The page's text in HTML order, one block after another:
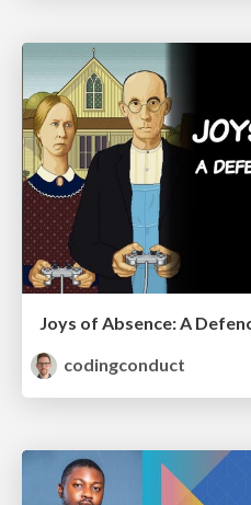
Joys of Absence: A
codingconduct